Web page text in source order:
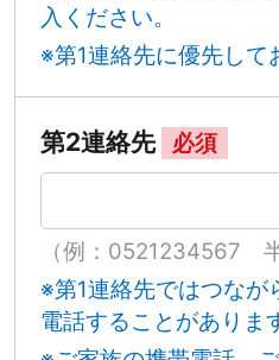
入ください。
※第1連絡先に優先して
第2連絡先 必須
（例：0521234567
※第1連絡先ではつなが
電話することがありま